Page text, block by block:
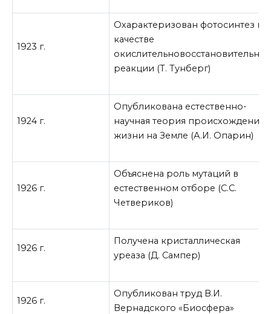
1923 г.
Охарактеризован фотосинтез в
качестве
реакции (Т. Тунберг)
1924 г.
Опубликована естественно-
научная теория происхождения
жизни на Земле (А.И. Опарин)
1926 г.
Объяснена роль мутаций в
естественном отборе (С.С.
Четвериков)
1926 г.
Получена кристаллическая
уреаза (Д. Сампер)
1926 г.
Опубликован труд В.И.
Вернадского «Биосфера»